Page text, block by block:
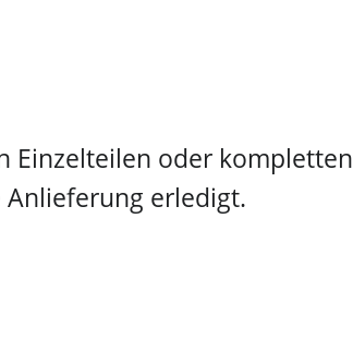
Einzelteilen oder kompletten
erledigt.